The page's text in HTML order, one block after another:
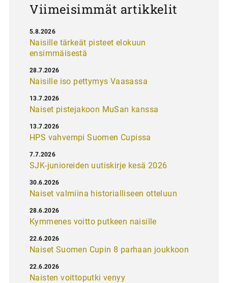
Viimeisimmät artikkelit
Naisille tärkeät pisteet elokuun
ensimmäisestä
5.8.2026
Naisille iso pettymys Vaasassa
28.7.2026
Naiset pistejakoon MuSan kanssa
13.7.2026
HPS vahvempi Suomen Cupissa
13.7.2026
SJK-junioreiden uutiskirje kesä 2026
7.7.2026
Naiset valmiina historialliseen otteluun
30.6.2026
Kymmenes voitto putkeen naisille
28.6.2026
Naiset Suomen Cupin 8 parhaan joukkoon
22.6.2026
Naisten voittoputki venyy
22.6.2026